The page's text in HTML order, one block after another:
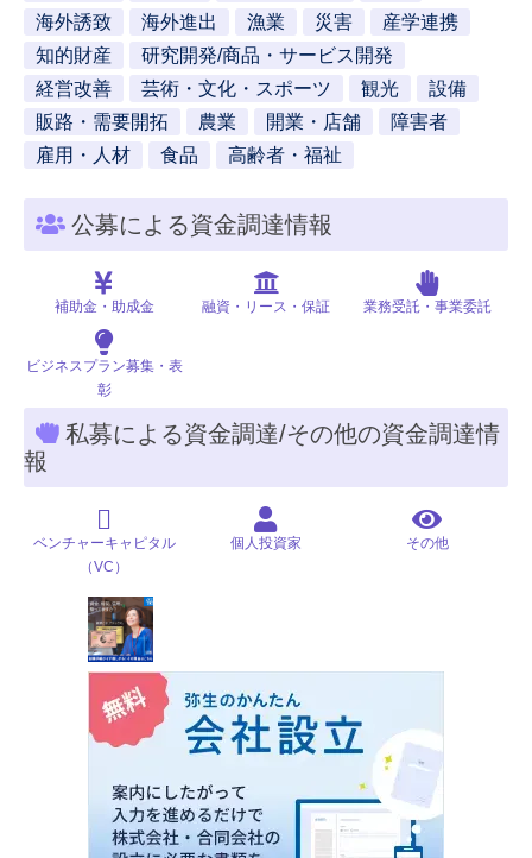
海外誘致
海外進出 漁業 災害
産学連携
知的財産
研究開発/商品・サービス開発
経営改善
芸術・文化・スポーツ 観光
設備
販路・需要開拓
農業 開業・店舗
障害者
雇用・人材
食品 高齢者・福祉
公募による資金調達情報
補助金・助成金 融資・リース・保証 業務受託・事業委託
ビジネスプラン募集・表
彰
私募による資金調達/その他の資金調達情
報
ベンチャーキャピタル
（VC）
個人投資家 その他